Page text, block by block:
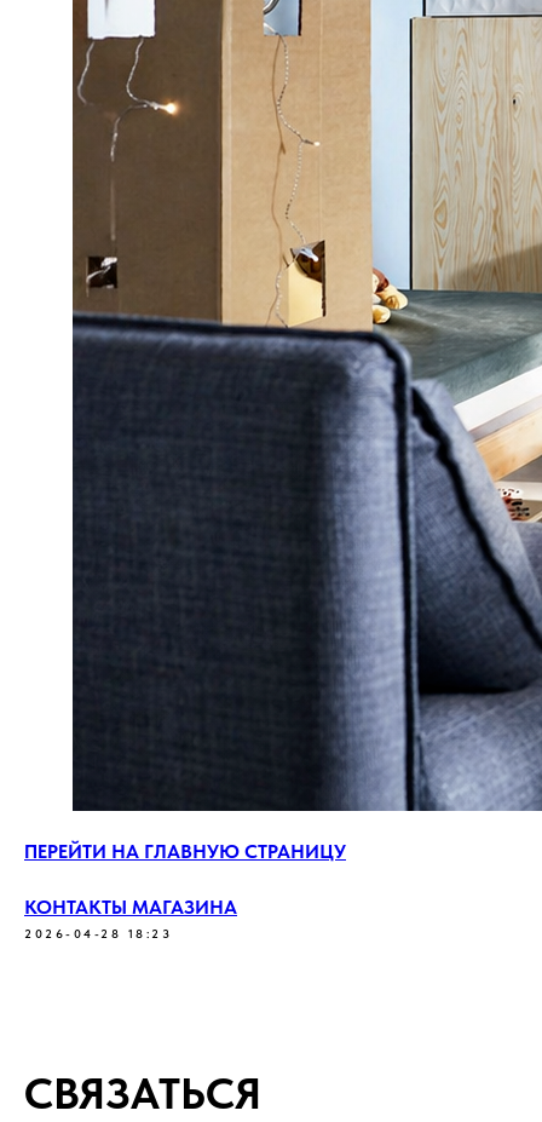
ПЕРЕЙТИ НА ГЛАВНУЮ СТРАНИЦУ
КОНТАКТЫ МАГАЗИНА
2026-04-28 18:23
СВЯЗАТЬСЯ